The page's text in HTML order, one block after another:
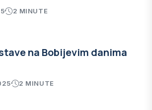
2 MINUTE
na Bobijevim danima
2 MINUTE